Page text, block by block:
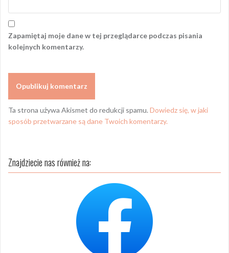
Zapamiętaj moje dane w tej przeglądarce podczas pisania
kolejnych komentarzy.
Ta strona używa Akismet do redukcji spamu. Dowiedz się, w jaki
sposób przetwarzane są dane Twoich komentarzy.
Znajdziecie nas również na: